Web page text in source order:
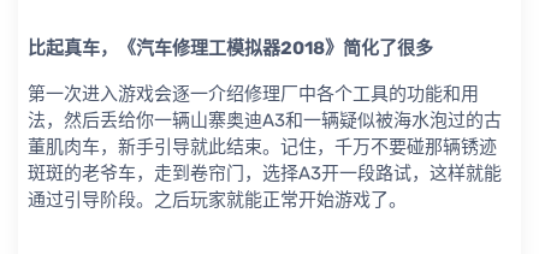
比起真车，《汽车修理工模拟器2018》简化了很多
第一次进入游戏会逐一介绍修理厂中各个工具的功能和用
法，然后丢给你一辆山寨奥迪A3和一辆疑似被海水泡过的古
董肌肉车，新手引导就此结束。记住，千万不要碰那辆锈迹
斑斑的老爷车，走到卷帘门，选择A3开一段路试，这样就能
通过引导阶段。之后玩家就能正常开始游戏了。